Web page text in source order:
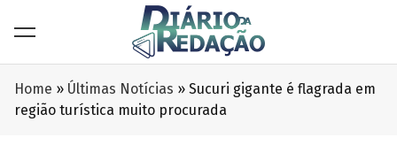
Home » Últimas Notícias » Sucuri gigante é flagrada em
região turística muito procurada